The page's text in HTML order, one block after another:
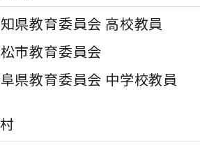
県教育委員会 高校教員
市教育委員会
県教育委員会 中学校教員